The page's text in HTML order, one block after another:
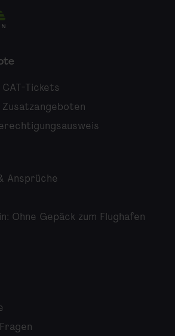
Tickets
Ansprüche
Ohne Gepäck zum Flughafen